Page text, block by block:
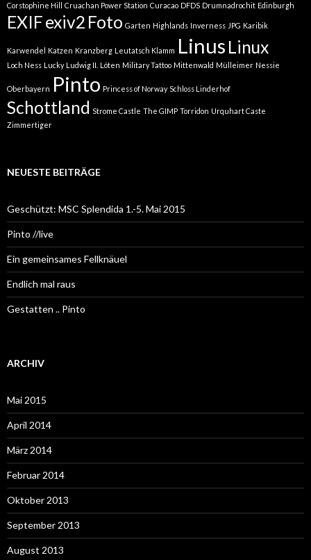
Corstophine Hill Cruachan Power Station Curacao DFDS Drumnadrochit Edinburgh
EXIFexiv2 Foto Garten Highlands Inverness JPG Karibik
Karwendel Katzen Kranzberg Leutatsch Klamm Linus Linux
Loch Ness Lucky Ludwig II. Löten Military Tattoo Mittenwald Mülleimer Nessie
Oberbayern Pinto Princess of Norway Schloss Linderhof
Schottland Strome Castle The GIMP Torridon Urquhart Caste
Zimmertiger
NEUESTE BEITRÄGE
Geschützt: MSC Splendida 1.-5. Mai 2015
Pinto //live
Ein gemeinsames Fellknäuel
Endlich mal raus
Gestatten .. Pinto
ARCHIV
Mai 2015
April 2014
März 2014
Februar 2014
Oktober 2013
September 2013
August 2013